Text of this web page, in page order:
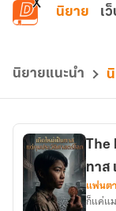
ข้ามไปยังเนื้อหาหลัก
นิยาย เ
นิยายแนะนำ
The
ทาส
แฟนต
ก็แค่แ